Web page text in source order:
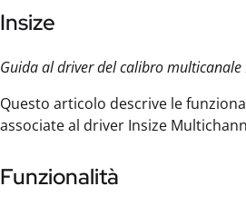
Insize
Guida al driver del calibro multicanale
Questo articolo descrive le
associate al driver Insize
Funzionalità